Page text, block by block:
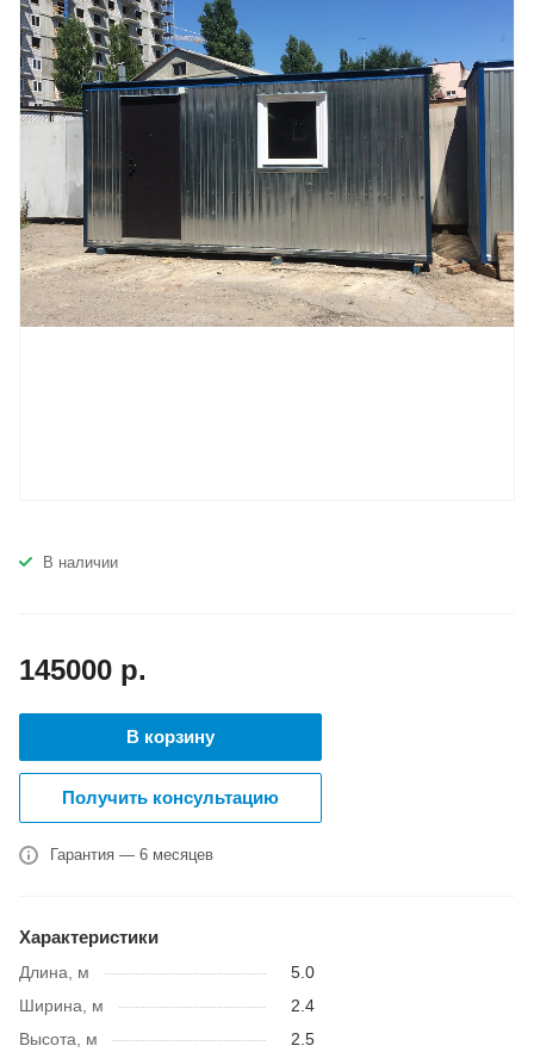
В наличии
145000 р.
В корзину
Получить консультацию
Гарантия — 6 месяцев
Характеристики
Длина, м
5.0
Ширина, м
2.4
Высота, м
2.5